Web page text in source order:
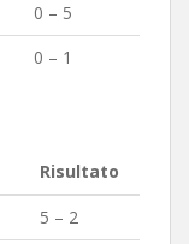
0 – 5
0 – 1
Risultato
5 – 2